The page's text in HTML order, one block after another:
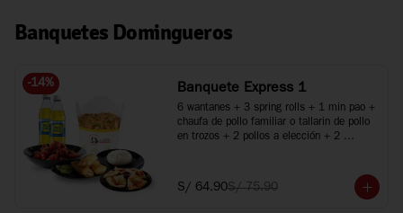
Banquetes Domingueros
-14% Banquete Express 1
6 wantanes + 3 spring rolls + 1 min pao +
chaufa de pollo familiar o tallarin de pollo
en trozos + 2 pollos a elección + 2
S/ 64.90S/ 75.90